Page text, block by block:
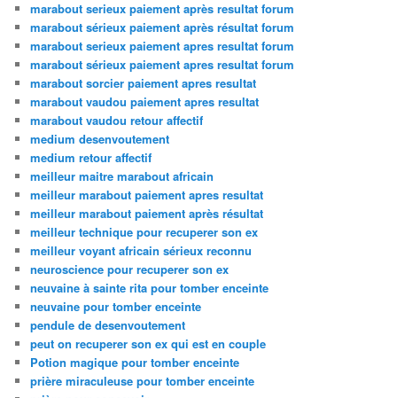
marabout serieux paiement après resultat forum
marabout sérieux paiement après résultat forum
marabout serieux paiement apres resultat forum
marabout sérieux paiement apres resultat forum
marabout sorcier paiement apres resultat
marabout vaudou paiement apres resultat
marabout vaudou retour affectif
medium desenvoutement
medium retour affectif
meilleur maitre marabout africain
meilleur marabout paiement apres resultat
meilleur marabout paiement après résultat
meilleur technique pour recuperer son ex
meilleur voyant africain sérieux reconnu
neuroscience pour recuperer son ex
neuvaine à sainte rita pour tomber enceinte
neuvaine pour tomber enceinte
pendule de desenvoutement
peut on recuperer son ex qui est en couple
Potion magique pour tomber enceinte
prière miraculeuse pour tomber enceinte